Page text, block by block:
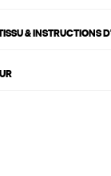
& INSTRUCTIONS